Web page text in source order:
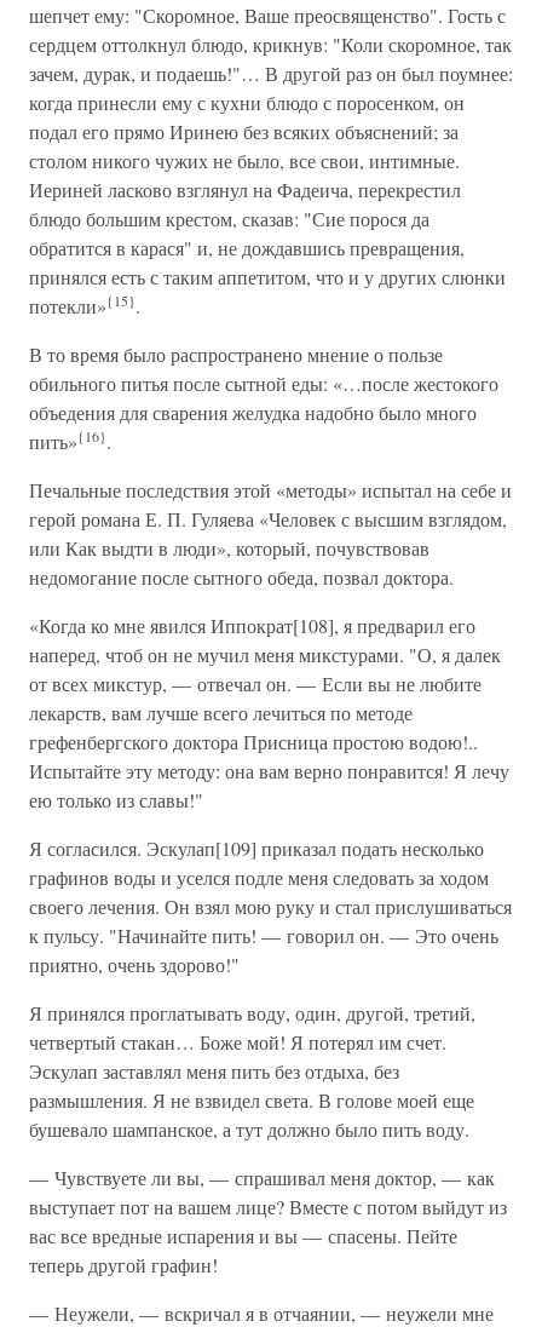
шепчет ему: "Скоромное, Ваше преосвященство". Гость с
сердцем оттолкнул блюдо, крикнув: "Коли скоромное, так
зачем, дурак, и подаешь!"… В другой раз он был поумнее:
когда принесли ему с кухни блюдо с поросенком, он
подал его прямо Иринею без всяких объяснений; за
столом никого чужих не было, все свои, интимные.
Иериней ласково взглянул на Фадеича, перекрестил
блюдо большим крестом, сказав: "Сие порося да
обратится в карася" и, не дождавшись превращения,
принялся есть с таким аппетитом, что и у других слюнки
потекли»{15}.
В то время было распространено мнение о пользе
обильного питья после сытной еды: «…после жестокого
объедения для сварения желудка надобно было много
пить»{16}.
Печальные последствия этой «методы» испытал на себе и
герой романа Е. П. Гуляева «Человек с высшим взглядом,
или Как выдти в люди», который, почувствовав
недомогание после сытного обеда, позвал доктора.
«Когда ко мне явился Иппократ[108], я предварил его
наперед, чтоб он не мучил меня микстурами. "О, я далек
от всех микстур, — отвечал он. — Если вы не любите
лекарств, вам лучше всего лечиться по методе
грефенбергского доктора Присница простою водою!..
Испытайте эту методу: она вам верно понравится! Я лечу
ею только из славы!"
Я согласился. Эскулап[109] приказал подать несколько
графинов воды и уселся подле меня следовать за ходом
своего лечения. Он взял мою руку и стал прислушиваться
к пульсу. "Начинайте пить! — говорил он. — Это очень
приятно, очень здорово!"
Я принялся проглатывать воду, один, другой, третий,
четвертый стакан… Боже мой! Я потерял им счет.
Эскулап заставлял меня пить без отдыха, без
размышления. Я не взвидел света. В голове моей еще
бушевало шампанское, а тут должно было пить воду.
— Чувствуете ли вы, — спрашивал меня доктор, — как
выступает пот на вашем лице? Вместе с потом выйдут из
вас все вредные испарения и вы — спасены. Пейте
теперь другой графин!
— Неужели, — вскричал я в отчаянии, — неужели мне